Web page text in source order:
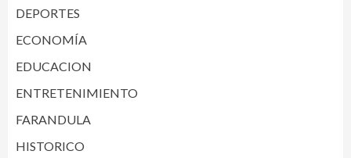
DEPORTES
ECONOMÍA
EDUCACION
ENTRETENIMIENTO
FARANDULA
HISTORICO